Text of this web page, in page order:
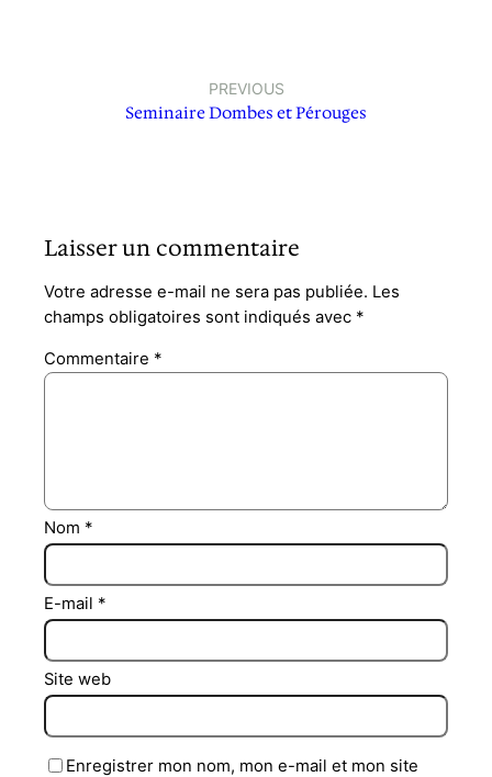
PREVIOUS
Seminaire Dombes et Pérouges
Laisser un commentaire
Votre adresse e-mail ne sera pas publiée. Les
champs obligatoires sont indiqués avec *
Commentaire *
Nom *
E-mail *
Site web
Enregistrer mon nom, mon e-mail et mon site